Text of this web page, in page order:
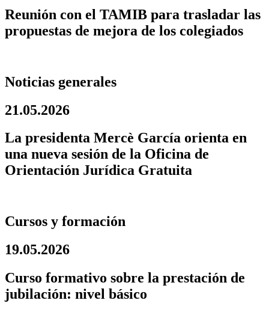
Reunión con el TAMIB para trasladar las
propuestas de mejora de los colegiados
Noticias generales
21.05.2026
La presidenta Mercè García orienta en
una nueva sesión de la Oficina de
Orientación Jurídica Gratuita
Cursos y formación
19.05.2026
Curso formativo sobre la prestación de
jubilación: nivel básico